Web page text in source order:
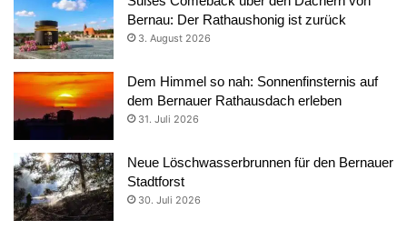
Bernau: Der Rathaushonig ist zurück
3. August 2026
Dem Himmel so nah: Sonnenfinsternis auf
dem Bernauer Rathausdach erleben
31. Juli 2026
Neue Löschwasserbrunnen für den Bernauer
Stadtforst
30. Juli 2026